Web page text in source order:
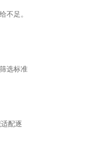
足。
选标准
配逐